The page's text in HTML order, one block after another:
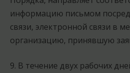
информацию письмом
связи, электронной связи в
организацию, принявшую
9. В течение двух рабочих